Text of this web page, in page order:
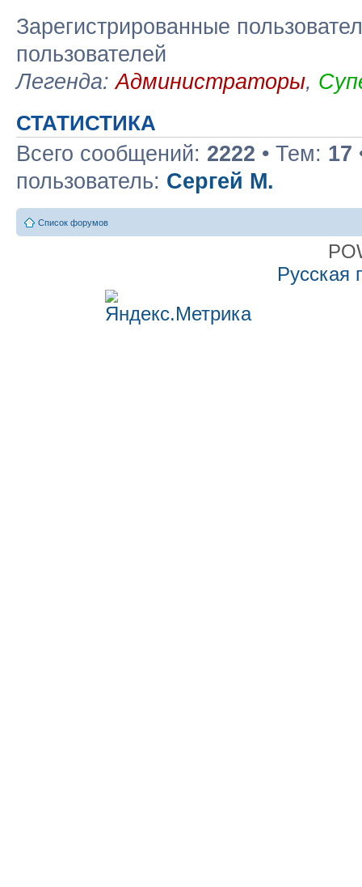
Зарегистрированные
пользователей
Легенда:Администраторы,
СТАТИСТИКА
Всего сообщений: 2222 • Тем: 17
пользователь: Сергей М.
Список форумов
Русская